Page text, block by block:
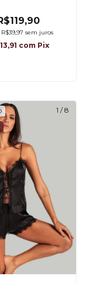
R$39,97 sem juros
com Pix
1 /8